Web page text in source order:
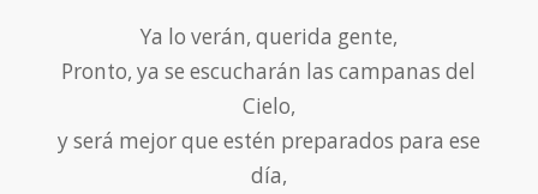
Ya lo verán, querida gente,
Pronto, ya se escucharán las campanas del
Cielo,
y será mejor que estén preparados para ese
día,